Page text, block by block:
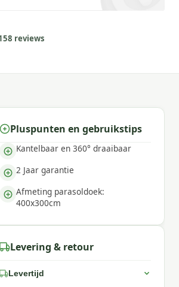
reviews
Pluspunten en gebruikstips
Kantelbaar en 360° draaibaar
2 Jaar garantie
Afmeting parasoldoek:
400x300cm
Levering & retour
Levertijd